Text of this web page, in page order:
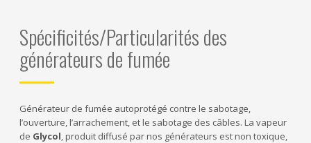
Spécificités/Particularités des
générateurs de fumée
Générateur de fumée autoprotégé contre le sabotage,
l’ouverture, l’arrachement, et le sabotage des câbles. La vapeur
de Glycol, produit diffusé par nos générateurs est non toxique,